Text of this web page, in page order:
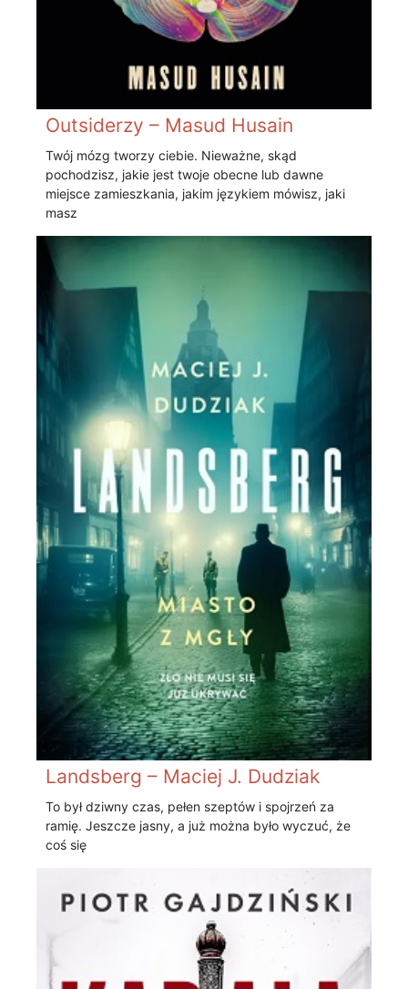
Outsiderzy – Masud Husain
Twój mózg tworzy ciebie. Nieważne, skąd
pochodzisz, jakie jest twoje obecne lub dawne
miejsce zamieszkania, jakim językiem mówisz, jaki
masz
Landsberg – Maciej J. Dudziak
To był dziwny czas, pełen szeptów i spojrzeń za
ramię. Jeszcze jasny, a już można było wyczuć, że
coś się